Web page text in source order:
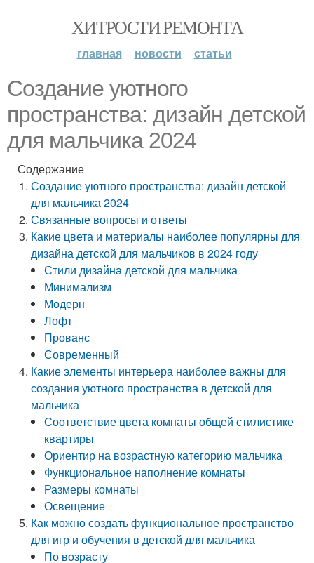
ХИТРОСТИ РЕМОНТА
главная новости статьи
Создание уютного
пространства: дизайн детской
для мальчика 2024
Содержание
Создание уютного пространства: дизайн детской
для мальчика 2024
Связанные вопросы и ответы
Какие цвета и материалы наиболее популярны для
дизайна детской для мальчиков в 2024 году
Стили дизайна детской для мальчика
Минимализм
Модерн
Лофт
Прованс
Современный
Какие элементы интерьера наиболее важны для
создания уютного пространства в детской для
мальчика
Соответствие цвета комнаты общей стилистике
квартиры
Ориентир на возрастную категорию мальчика
Функциональное наполнение комнаты
Размеры комнаты
Освещение
Как можно создать функциональное пространство
для игр и обучения в детской для мальчика
По возрасту